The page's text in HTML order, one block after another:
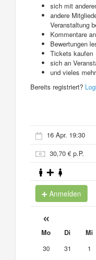
sich mit
andere
Veranstaltung
Kommentare
Bewertungen
Tickets kaufen
sich an
und vieles
Bereits registriert?
16 Apr. 19:30
30,70 € p.P.
Anmelden
«
Mo Di Mi
30
31 1